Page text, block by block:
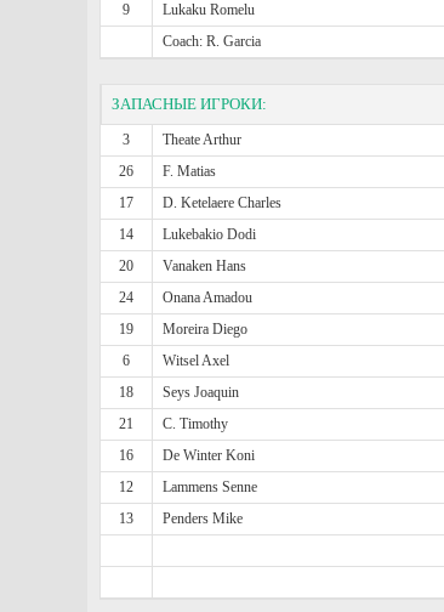
9
Lukaku Romelu
Coach: R. Garcia
ЗАПАСНЫЕ ИГРОКИ:
3 Theate Arthur
26
F. Matias
17
D. Ketelaere Charles
14
Lukebakio Dodi
20
Vanaken Hans
24
Onana Amadou
19
Moreira Diego
6
Witsel Axel
18
Seys Joaquin
21
C. Timothy
16
De Winter Koni
12
Lammens Senne
13
Penders Mike